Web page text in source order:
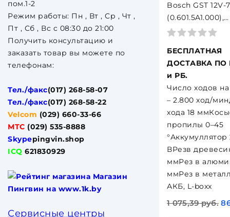
пом.1-2
Режим работы: Пн , Вт , Ср , Чт ,
Пт , Сб , Вс c 08:30 до 21:00
Получить консультацию и
заказать товар вы можете по
телефонам:
Тел./факс(017) 268-58-07
Тел./факс(017) 268-58-22
Velcom (029) 660-33-66
МТС (029) 535-8888
Skypepingvin.shop
ICQ 621830929
Сервисные центры
Bosch GST 12V-
(0.601.5A1.000),
БЕСПЛАТНАЯ
ДОСТАВКА ПО
и РБ.
Число ходов на
– 2.800 ход/
хода 18
пропилы 0–45
°Аккумуллятор
ВРезв
ммРез в
ммРез в
АКБ, L-boxx
1 075,39 руб.